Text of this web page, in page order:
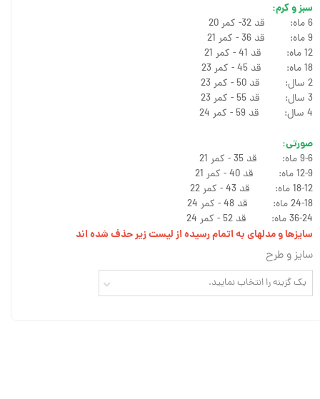
سبز و کرم:
6 ماه: قد 32- کمر 20
9 ماه: قد 36 - کمر 21
12 ماه: قد 41 - کمر 21
18 ماه: قد 45 - کمر 23
2 سال: قد 50 - کمر 23
3 سال: قد 55 - کمر 23
4 سال: قد 59 - کمر 24
صورتی:
9-6 ماه: قد 35 - کمر 21
12-9 ماه: قد 40 - کمر 21
18-12 ماه: قد 43 - کمر 22
24-18 ماه: قد 48 - کمر 24
36-24 ماه: قد 52 - کمر 24
سایزها و مدلهای به اتمام رسیده از لیست زیر حذف شده اند
سایز و طرح
یک گزینه را انتخاب نمایید.